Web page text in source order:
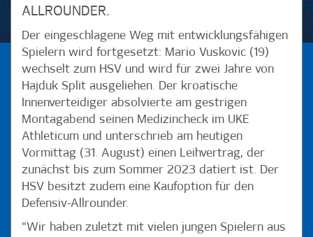
ALLROUNDER.
Der eingeschlagene Weg mit entwicklungsfähigen
Spielern wird fortgesetzt: Mario Vuskovic (19)
wechselt zum HSV und wird für zwei Jahre von
Hajduk Split ausgeliehen. Der kroatische
Innenverteidiger absolvierte am gestrigen
Montagabend seinen Medizincheck im UKE
Athleticum und unterschrieb am heutigen
Vormittag (31. August) einen Leihvertrag, der
zunächst bis zum Sommer 2023 datiert ist. Der
HSV besitzt zudem eine Kaufoption für den
Defensiv-Allrounder.
"Wir haben zuletzt mit vielen jungen Spielern aus